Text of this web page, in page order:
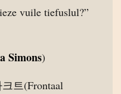
vuile tiefuslul?”
Simons)
트(Frontaal